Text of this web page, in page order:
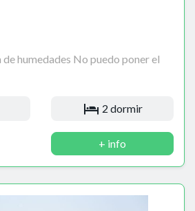
humedades No puedo poner el
2 dormir
+ info